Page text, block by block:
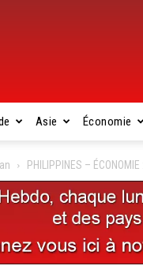
Asie Économie
PHILIPPINES –